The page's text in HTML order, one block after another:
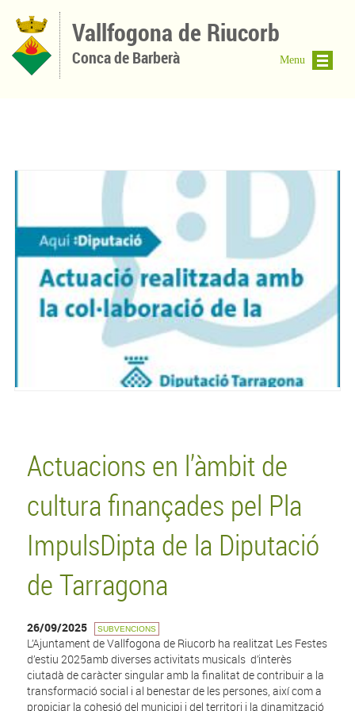
Vallfogona de Riucorb
Conca de Barberà
Actuacions en l’àmbit de
cultura finançades pel Pla
ImpulsDipta de la Diputació
de Tarragona
26/09/2025 SUBVENCIONS
L’Ajuntament de Vallfogona de Riucorb ha realitzat Les Festes
d’estiu 2025amb diverses activitats musicals d’interès
ciutadà de caràcter singular amb la finalitat de contribuir a la
transformació social i al benestar de les persones, així com a
propiciar la cohesió del municipi i del territori i la dinamització
Menu